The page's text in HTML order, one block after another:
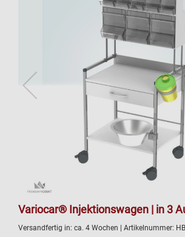
Variocar® Injektionswagen | in 3
Versandfertig in: ca. 4 Wochen | Artikelnummer: